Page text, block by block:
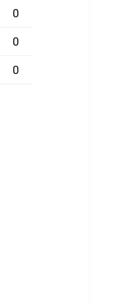
0
0
0